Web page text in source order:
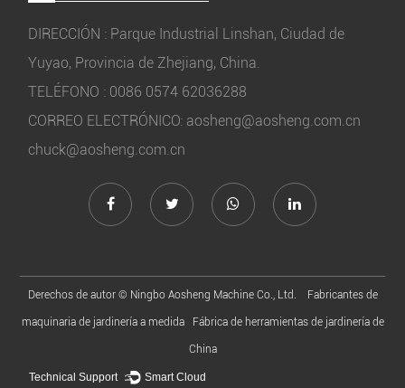
DIRECCIÓN : Parque Industrial Linshan, Ciudad de
Yuyao, Provincia de Zhejiang, China.
TELÉFONO : 0086 0574 62036288
CORREO ELECTRÓNICO: aosheng@aosheng.com.cn
chuck@aosheng.com.cn
Derechos de autor © Ningbo Aosheng Machine Co., Ltd. Fabricantes de
maquinaria de jardinería a medida Fábrica de herramientas de jardinería de
China
Technical Support ： Smart Cloud